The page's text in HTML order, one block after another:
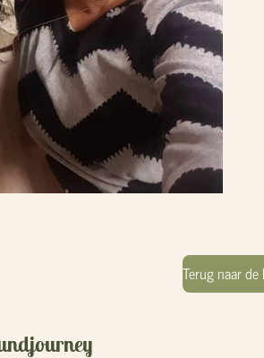
Terug naar de